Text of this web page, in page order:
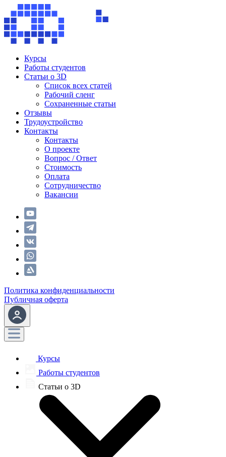
Курсы
Работы студентов
Статьи о 3D
Список всех статей
Рабочий сленг
Сохраненные статьи
Отзывы
Трудоустройство
Контакты
Контакты
О проекте
Вопрос / Ответ
Стоимость
Оплата
Сотрудничество
Вакансии
Политика конфиденциальности
Публичная оферта
Курсы
Работы студентов
Статьи о 3D